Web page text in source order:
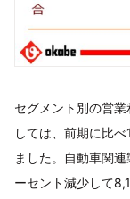
セグメント別の営
しては、前期に比
ました。自動車関
ーセント減少して